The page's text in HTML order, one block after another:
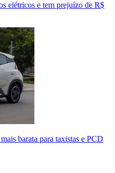
elétricos e tem prejuízo de R$
barata para taxistas e PCD